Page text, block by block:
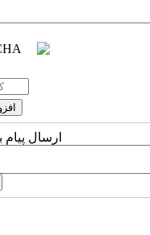
ارسال